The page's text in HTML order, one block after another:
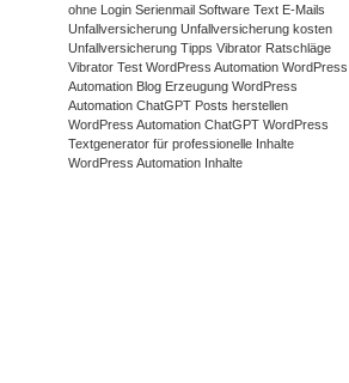
ohne Login Serienmail Software Text E-Mails
Unfallversicherung Unfallversicherung kosten
Unfallversicherung Tipps Vibrator Ratschläge
Vibrator Test WordPress Automation WordPress
Automation Blog Erzeugung WordPress
Automation ChatGPT Posts herstellen
WordPress Automation ChatGPT WordPress
Textgenerator für professionelle Inhalte
WordPress Automation Inhalte